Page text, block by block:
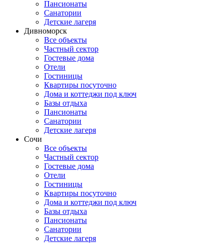
Пансионаты
Санатории
Детские лагеря
Дивноморск
Все объекты
Частный сектор
Гостевые дома
Отели
Гостиницы
Квартиры посуточно
Дома и коттеджи под ключ
Базы отдыха
Пансионаты
Санатории
Детские лагеря
Сочи
Все объекты
Частный сектор
Гостевые дома
Отели
Гостиницы
Квартиры посуточно
Дома и коттеджи под ключ
Базы отдыха
Пансионаты
Санатории
Детские лагеря